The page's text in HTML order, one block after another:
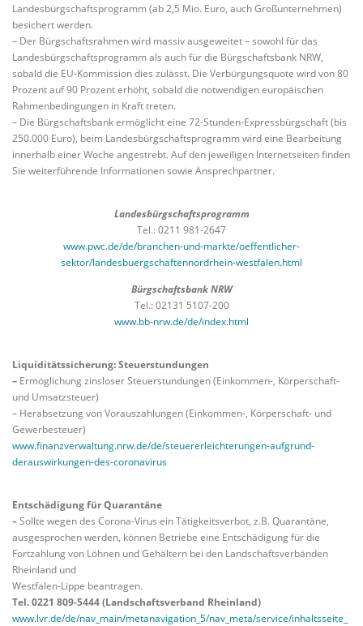
Landesbürgschaftsprogramm (ab 2,5 Mio. Euro, auch Großunternehmen)
besichert werden.
– Der Bürgschaftsrahmen wird massiv ausgeweitet – sowohl für das
Landesbürgschaftsprogramm als auch für die Bürgschaftsbank NRW,
sobald die EU-Kommission dies zulässt. Die Verbürgungsquote wird von 80
Prozent auf 90 Prozent erhöht, sobald die notwendigen europäischen
Rahmenbedingungen in Kraft treten.
– Die Bürgschaftsbank ermöglicht eine 72-Stunden-Expressbürgschaft (bis
250.000 Euro), beim Landesbürgschaftsprogramm wird eine Bearbeitung
innerhalb einer Woche angestrebt. Auf den jeweiligen Internetseiten finden
Sie weiterführende Informationen sowie Ansprechpartner.
Landesbürgschaftsprogramm
Tel.: 0211 981-2647
www.pwc.de/de/branchen-und-markte/oeffentlicher-
sektor/landesbuergschaftennordrhein-westfalen.html
Bürgschaftsbank NRW
Tel.: 02131 5107-200
www.bb-nrw.de/de/index.html
Liquiditätssicherung: Steuerstundungen
– Ermöglichung zinsloser Steuerstundungen (Einkommen-, Körperschaft-
und Umsatzsteuer)
– Herabsetzung von Vorauszahlungen (Einkommen-, Körperschaft- und
Gewerbesteuer)
www.finanzverwaltung.nrw.de/de/steuererleichterungen-aufgrund-
derauswirkungen-des-coronavirus
Entschädigung für Quarantäne
–Sollte wegen des Corona-Virus ein Tätigkeitsverbot, z.B. Quarantäne,
ausgesprochen werden, können Betriebe eine Entschädigung für die
Fortzahlung von Löhnen und Gehältern bei den Landschaftsverbänden
Rheinland und
Westfalen-Lippe beantragen.
Tel. 0221 809-5444 (Landschaftsverband Rheinland)
www.lvr.de/de/nav_main/metanavigation_5/nav_meta/service/inhaltsseite_